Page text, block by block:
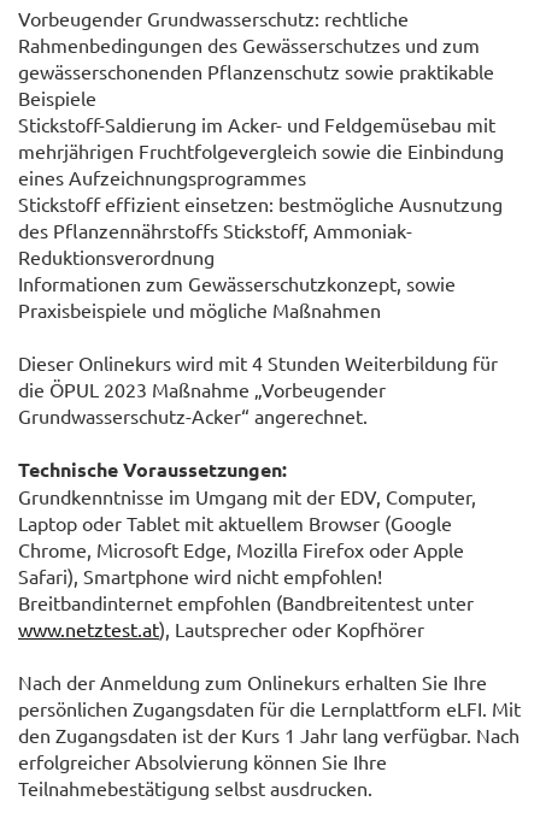
Vorbeugender Grundwasserschutz: rechtliche
Rahmenbedingungen des Gewässerschutzes und zum
gewässerschonenden Pflanzenschutz sowie praktikable
Beispiele
Stickstoff-Saldierung im Acker- und Feldgemüsebau mit
mehrjährigen Fruchtfolgevergleich sowie die Einbindung
eines Aufzeichnungsprogrammes
Stickstoff effizient einsetzen: bestmögliche Ausnutzung
des Pflanzennährstoffs Stickstoff, Ammoniak-
Reduktionsverordnung
Informationen zum Gewässerschutzkonzept, sowie
Praxisbeispiele und mögliche Maßnahmen
Dieser Onlinekurs wird mit 4 Stunden Weiterbildung für
die ÖPUL 2023 Maßnahme „Vorbeugender
Grundwasserschutz-Acker“ angerechnet.
Technische Voraussetzungen:
Grundkenntnisse im Umgang mit der EDV, Computer,
Laptop oder Tablet mit aktuellem Browser (Google
Chrome, Microsoft Edge, Mozilla Firefox oder Apple
Safari), Smartphone wird nicht empfohlen!
Breitbandinternet empfohlen (Bandbreitentest unter
www.netztest.at), Lautsprecher oder Kopfhörer
Nach der Anmeldung zum Onlinekurs erhalten Sie Ihre
persönlichen Zugangsdaten für die Lernplattform eLFI. Mit
den Zugangsdaten ist der Kurs 1 Jahr lang verfügbar. Nach
erfolgreicher Absolvierung können Sie Ihre
Teilnahmebestätigung selbst ausdrucken.